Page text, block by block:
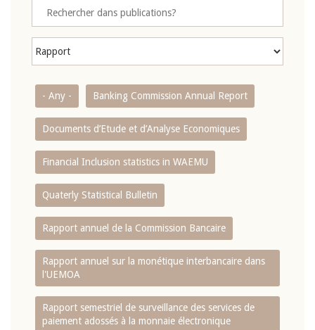
- Any - Banking Commission Annual Report
Documents d’Etude et d’Analyse Economiques
Financial Inclusion statistics in WAEMU
Quaterly Statistical Bulletin
Rapport annuel de la Commission Bancaire
Rapport annuel sur la monétique interbancaire dans
l'UEMOA
Rapport semestriel de surveillance des services de
paiement adossés à la monnaie électronique